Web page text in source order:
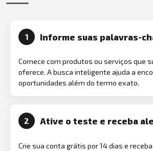
1 Informe suas palavras-
Comece com produtos ou serviços que
oferece. A busca inteligente ajuda a
oportunidades além do termo exato.
2 Ative o teste e receba
Crie sua conta grátis por 14 dias e